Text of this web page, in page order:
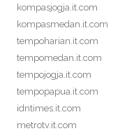
kompasjogja.it.com
kompasmedan.it.com
tempoharian.it.com
tempomedan.it.com
tempojogja.it.com
tempopapua.it.com
idntimes.it.com
metrotv.it.com